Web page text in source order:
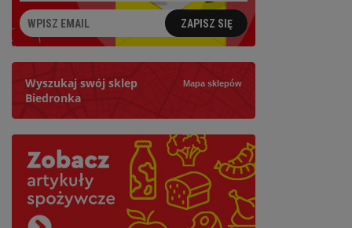
ZAPISZ SIĘ
Wyszukaj swój sklep
Biedronka
Mapa sklepów
Szukaj
Najbliższy: